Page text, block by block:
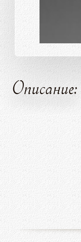
Описание: